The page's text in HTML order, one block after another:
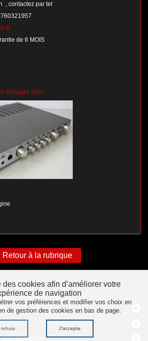
, contactez par tel
de 6 MOIS
Retour à la rubrique
cookies afin d’améliorer votre
de navigation
vos préférences et modifier vos choix en
de gestion des cookies en bas de page.
refuse J'accepte